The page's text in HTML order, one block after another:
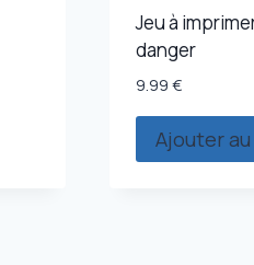
Jeu à
danger
9.99€
Ajouter